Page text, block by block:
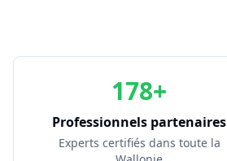
178+
Professionnels partenaires
Experts certifiés dans toute la